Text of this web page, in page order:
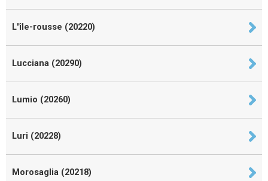
L'île-rousse (20220)
Lucciana (20290)
Lumio (20260)
Luri (20228)
Morosaglia (20218)